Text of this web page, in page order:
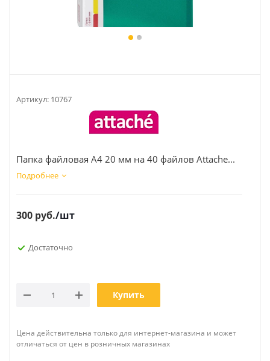
Артикул: 10767
Папка файловая А4 20 мм на 40 файлов Attache...
Подробнее
300 руб./шт
Достаточно
Купить
Цена действительна только для интернет-магазина и может
отличаться от цен в розничных магазинах